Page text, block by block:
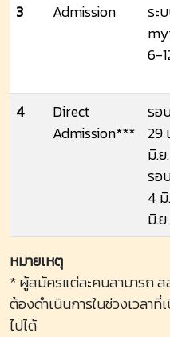
3 Admission
ระ
6-
4
Direct
Admission***
รอ
29
มิ.
รอ
4
มิ.
หมายเหตุ
* ผู้สมัครแต่ละคนสามารถ ส
ต้องดำเนินการในช่วงเวลา
ไปได้